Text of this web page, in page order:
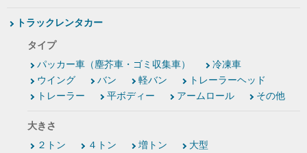
トラックレンタカー
タイプ
パッカー車（塵芥車・ゴミ収集車）
冷凍車
ウイング
バン 軽バン
トレーラーヘッド
トレーラー
平ボディー アームロール その他
大きさ
２トン
４トン 増トン 大型